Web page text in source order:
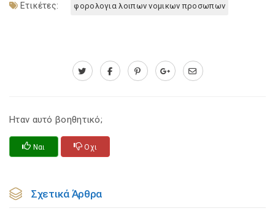
Ετικέτες: φορολογια λοιπων νομικων προσωπων
Ηταν αυτό βοηθητικό;
Ναι Οχι
Σχετικά Άρθρα